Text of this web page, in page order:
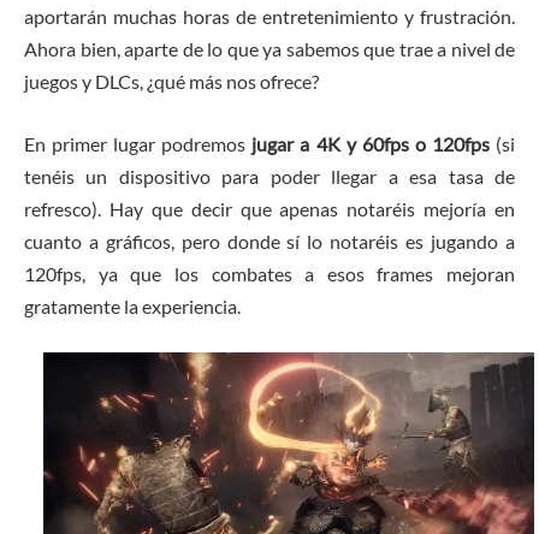
aportarán muchas horas de entretenimiento y frustración.
Ahora bien, aparte de lo que ya sabemos que trae a nivel de
juegos y DLCs, ¿qué más nos ofrece?
En primer lugar podremos jugar a 4K y 60fps o 120fps (si
tenéis un dispositivo para poder llegar a esa tasa de
refresco). Hay que decir que apenas notaréis mejoría en
cuanto a gráficos, pero donde sí lo notaréis es jugando a
120fps, ya que los combates a esos frames mejoran
gratamente la experiencia.